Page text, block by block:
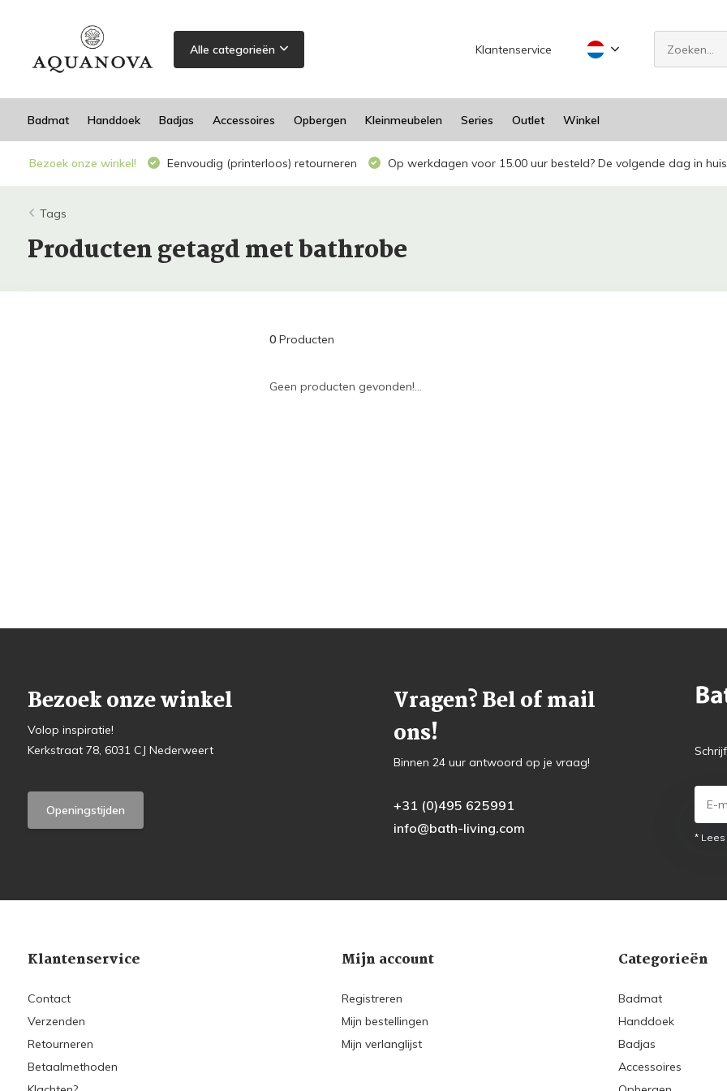
Alle categorieën Klantenservice
Badmat Handdoek Badjas Accessoires Opbergen Kleinmeubelen Series Outlet Winkel
Bezoek onze winkel! Eenvoudig (printerloos) retourneren Op werkdagen voor 15.00 uur besteld? De volgende dag in
Tags
Producten getagd met bathrobe
0Producten
Geen producten gevonden!...
Bezoek onze winkel
Volop inspiratie!
Kerkstraat 78, 6031 CJ Nederweert
Openingstijden
Vragen? Bel of mail
ons!
Binnen 24 uur antwoord op je vraag!
+31 (0)495 625991
info@bath-living.com
*
Klantenservice
Contact
Verzenden
Retourneren
Betaalmethoden
Mijn account
Registreren
Mijn bestellingen
Mijn verlanglijst
Categorieën
Badmat
Handdoek
Badjas
Accessoires